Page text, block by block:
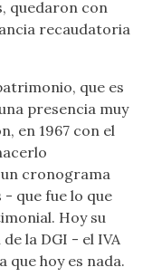
quedaron con
recaudatoria
que es
presencia muy
en 1967 con el
cronograma
que fue lo que
Hoy su
la DGI - el IVA
que hoy es nada.